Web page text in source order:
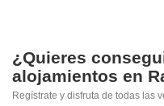
¿Quieres
alojamientos en
Regístrate y disfruta de todas las